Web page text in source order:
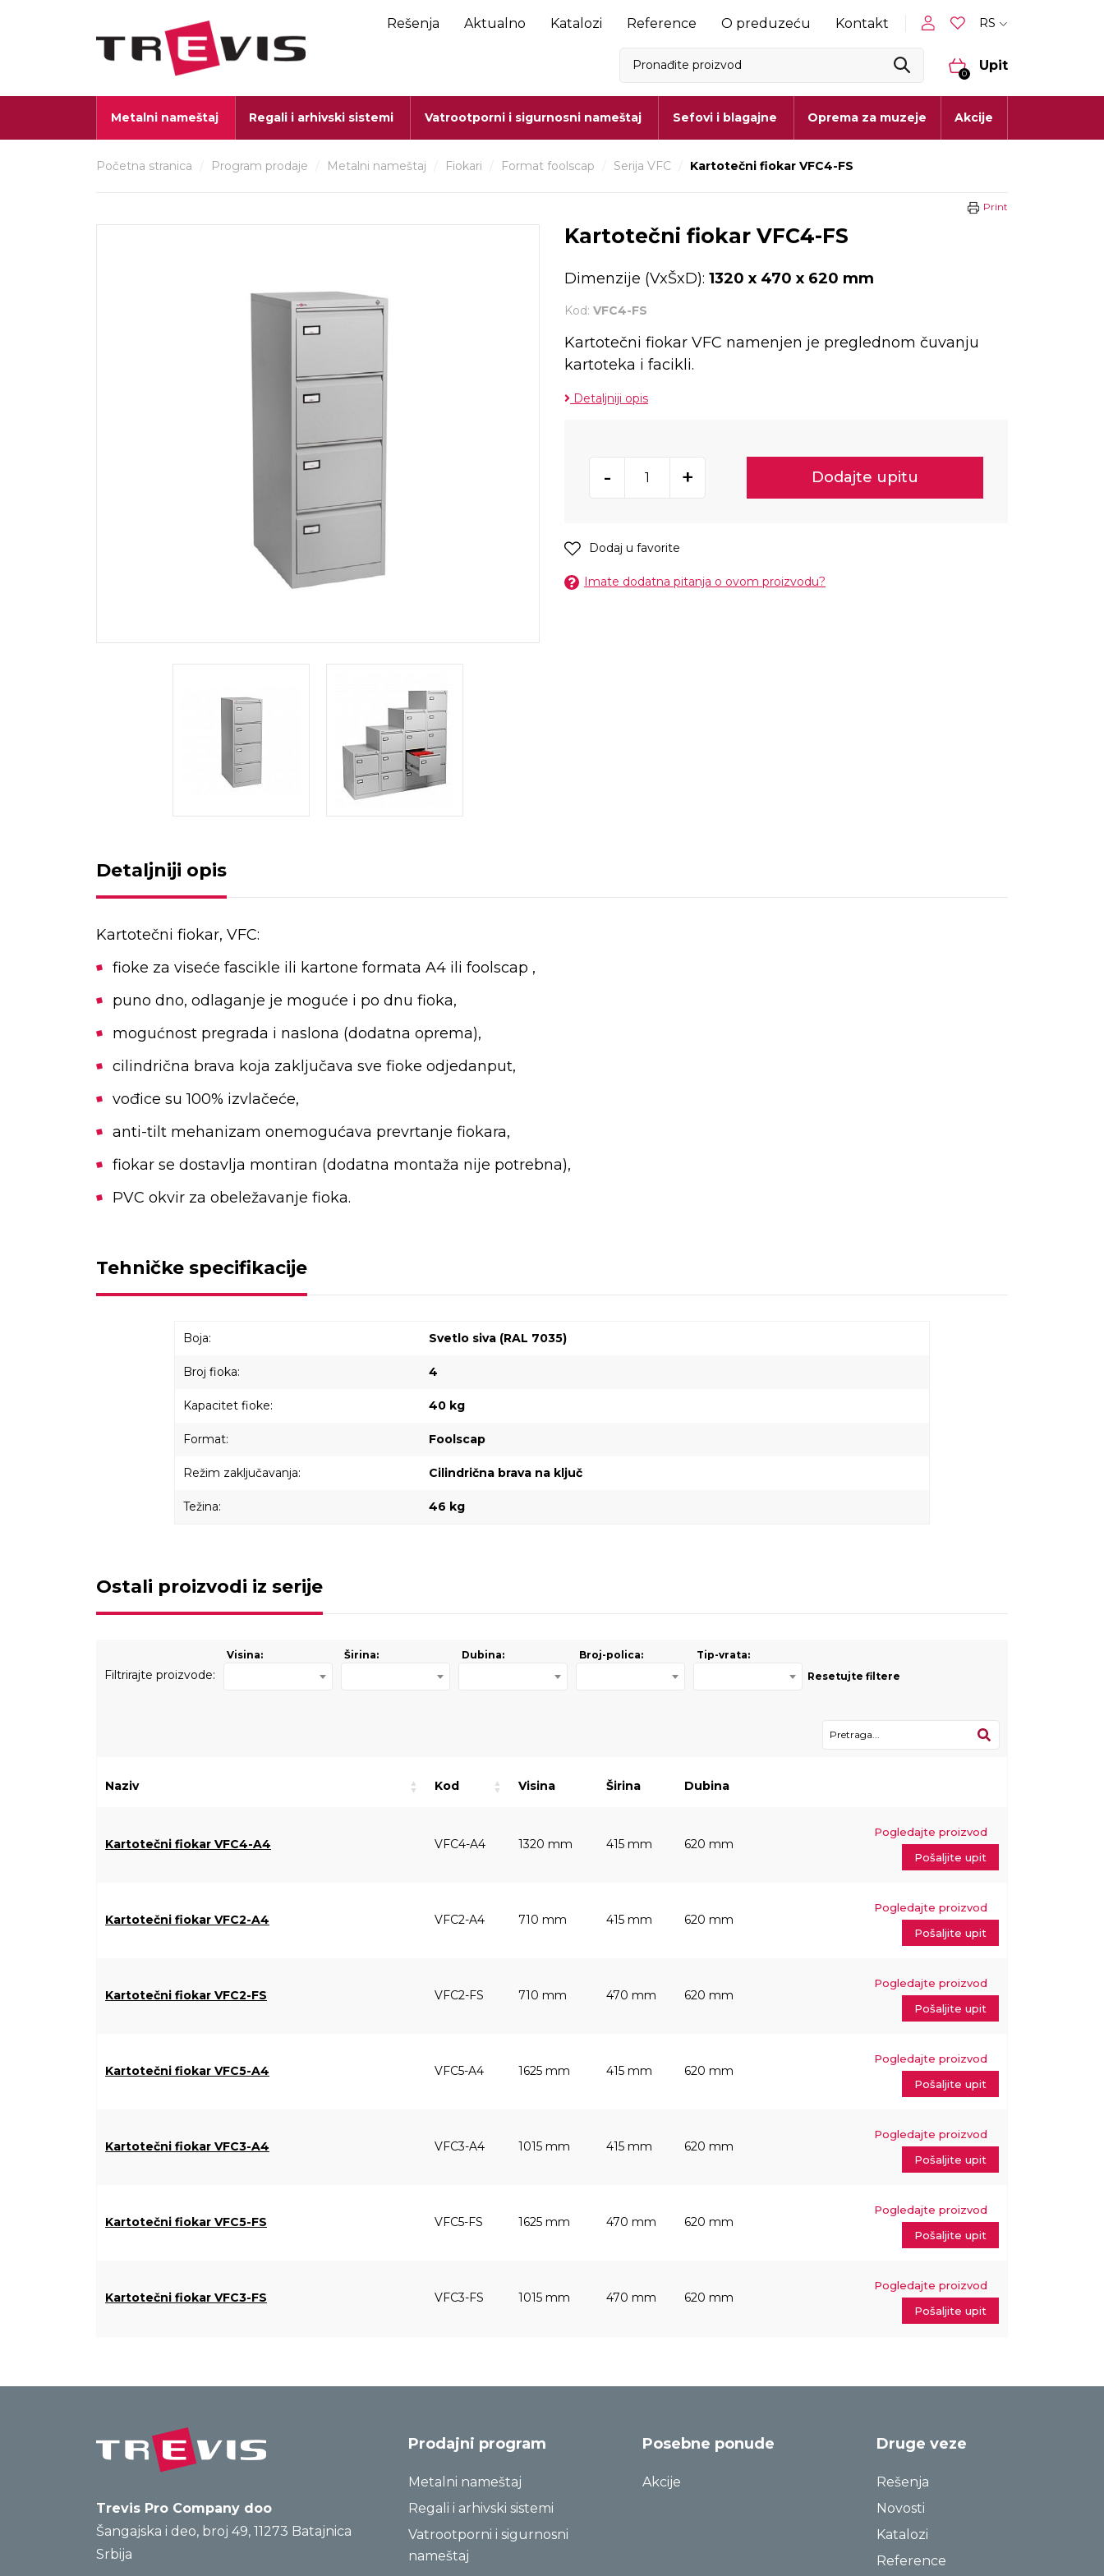
Rešenja Aktualno Katalozi Reference O preduzeću Kontakt RS
0
Upit
Metalni nameštaj Regali i arhivski sistemi Vatrootporni i sigurnosni nameštaj Sefovi i blagajne Oprema za muzeje Akcije
Početna stranica Program prodaje Metalni nameštaj Fiokari Format foolscap Serija VFC Kartotečni fiokar VFC4-FS
Print
Kartotečni fiokar VFC4-FS
Dimenzije (VxŠxD): 1320 x 470 x 620 mm
Kod: VFC4-FS
Kartotečni fiokar VFC namenjen je preglednom čuvanju
kartoteka i facikli.
Detaljniji opis
- + Dodajte upitu
Dodaj u favorite
Imate dodatna pitanja o ovom proizvodu?
Detaljniji opis
Kartotečni fiokar, VFC:
fioke za viseće fascikle ili kartone formata A4 ili foolscap ,
puno dno, odlaganje je moguće i po dnu fioka,
mogućnost pregrada i naslona (dodatna oprema),
cilindrična brava koja zaključava sve fioke odjedanput,
vođice su 100% izvlačeće,
anti-tilt mehanizam onemogućava prevrtanje fiokara,
fiokar se dostavlja montiran (dodatna montaža nije potrebna),
PVC okvir za obeležavanje fioka.
Tehničke specifikacije
Boja: Svetlo siva (RAL 7035)
Broj fioka: 4
Kapacitet fioke: 40 kg
Format: Foolscap
Režim zaključavanja: Cilindrična brava na ključ
Težina: 46 kg
Ostali proizvodi iz serije
Filtrirajte proizvode:
Visina: Širina: Dubina: Broj-polica:
Tip-vrata:
Resetujte filtere
Naziv Kod Visina Širina Dubina
Kartotečni fiokar VFC4-A4 VFC4-A4 1320 mm 415 mm 620 mm
Pogledajte proizvod
Pošaljite upit
Kartotečni fiokar VFC2-A4 VFC2-A4 710 mm 415 mm 620 mm
Pogledajte proizvod
Pošaljite upit
Kartotečni fiokar VFC2-FS VFC2-FS 710 mm 470 mm 620 mm
Pogledajte proizvod
Pošaljite upit
Kartotečni fiokar VFC5-A4 VFC5-A4 1625 mm 415 mm 620 mm
Pogledajte proizvod
Pošaljite upit
Kartotečni fiokar VFC3-A4 VFC3-A4 1015 mm 415 mm 620 mm
Pogledajte proizvod
Pošaljite upit
Kartotečni fiokar VFC5-FS VFC5-FS 1625 mm 470 mm 620 mm
Pogledajte proizvod
Pošaljite upit
Kartotečni fiokar VFC3-FS VFC3-FS 1015 mm 470 mm 620 mm
Pogledajte proizvod
Pošaljite upit
Trevis Pro Company doo
Šangajska i deo, broj 49, 11273 Batajnica
Srbija
Prodajni program
Metalni nameštaj
Regali i arhivski sistemi
Vatrootporni i sigurnosni
nameštaj
Posebne ponude
Akcije
Druge veze
Rešenja
Novosti
Katalozi
Reference